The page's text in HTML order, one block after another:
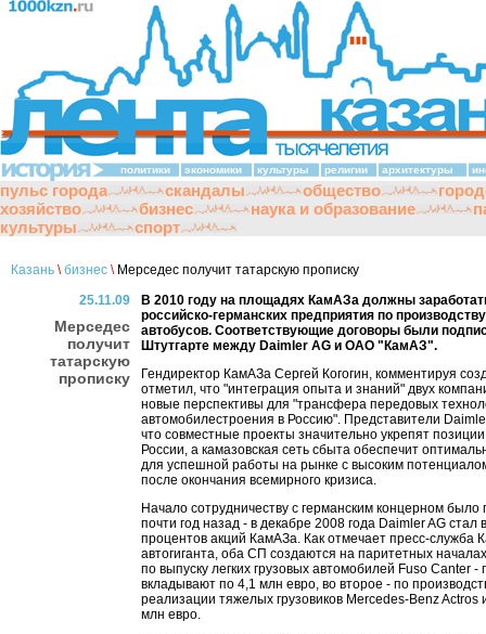
политики экономики культуры религии архитектуры
пульс города скандалы общество
хозяйство
бизнес наука и образование
культуры
спорт
Казань \ бизнес \Мерседес получит татарскую прописку
25.11.09
Мерседес
получит
татарскую
прописку
В 2010 году на площадях КамАЗа должны
российско-германских предприятия по
автобусов. Соответствующие договоры были
Штутгарте между Daimler AG и ОАО "КамАЗ".
Гендиректор КамАЗа Сергей Когогин, комментируя
отметил, что "интеграция опыта и знаний" двух
новые перспективы для "трансфера передовых
автомобилестроения в Россию". Представители
что совместные проекты значительно укрепят
России, а камазовская сеть сбыта обеспечит
для успешной работы на рынке с высоким
после окончания всемирного кризиса.
Начало сотрудничеству с германским концерном
почти год назад - в декабре 2008 года Daimler AG стал
процентов акций КамАЗа. Как отмечает пресс-служба
автогиганта, оба СП создаются на паритетных
по выпуску легких грузовых автомобилей Fuso Canter -
вкладывают по 4,1 млн евро, во второе - по
реализации тяжелых грузовиков Mercedes-Benz Actros
млн евро.